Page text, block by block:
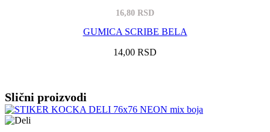
16,80 RSD
GUMICA SCRIBE BELA
14,00 RSD
Slični proizvodi